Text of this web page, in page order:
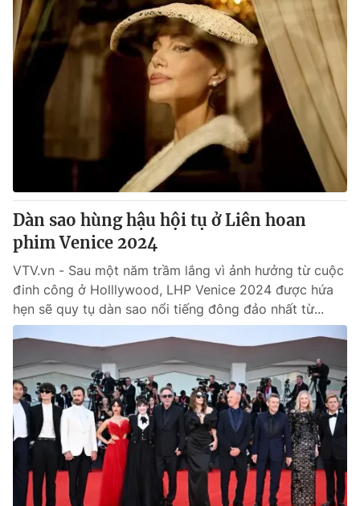
® Cấm sao chép dưới mọi hình thức nếu không có sự chấp
thông tin từ website này.
Dàn sao hùng hậu hội tụ ở Liên hoan
phim Venice 2024
VTV.vn - Sau một năm trầm lắng vì ảnh hưởng từ cuộc
đinh công ở Holllywood, LHP Venice 2024 được hứa
hẹn sẽ quy tụ dàn sao nổi tiếng đông đảo nhất từ...